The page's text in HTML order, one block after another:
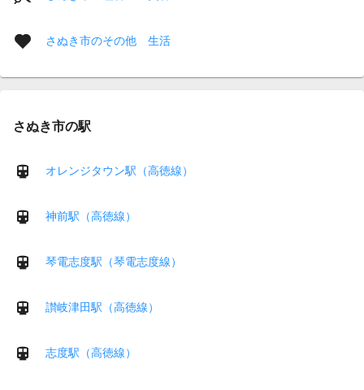
さぬき市のその他 生活
さぬき市の駅
オレンジタウン駅（高徳線）
神前駅（高徳線）
琴電志度駅（琴電志度線）
讃岐津田駅（高徳線）
志度駅（高徳線）